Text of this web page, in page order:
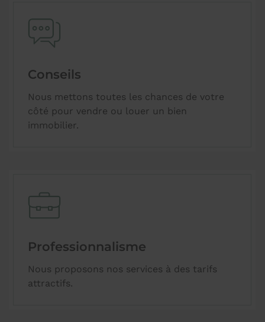
Conseils
Nous mettons toutes les chances de votre
côté pour vendre ou louer un bien
immobilier.
Professionnalisme
Nous proposons nos services à des tarifs
attractifs.